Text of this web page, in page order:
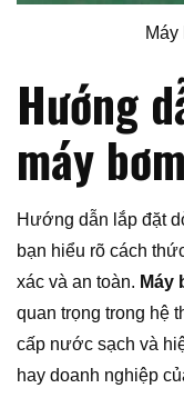
Hướng
máy
Hướng dẫn lắp đặt
bạn hiểu rõ cách
xác và an toàn. Máy
quan trọng trong hệ
cấp nước sạch và
hay doanh nghiệp